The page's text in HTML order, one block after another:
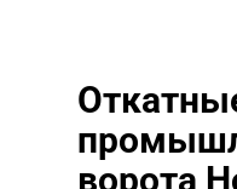
ворота